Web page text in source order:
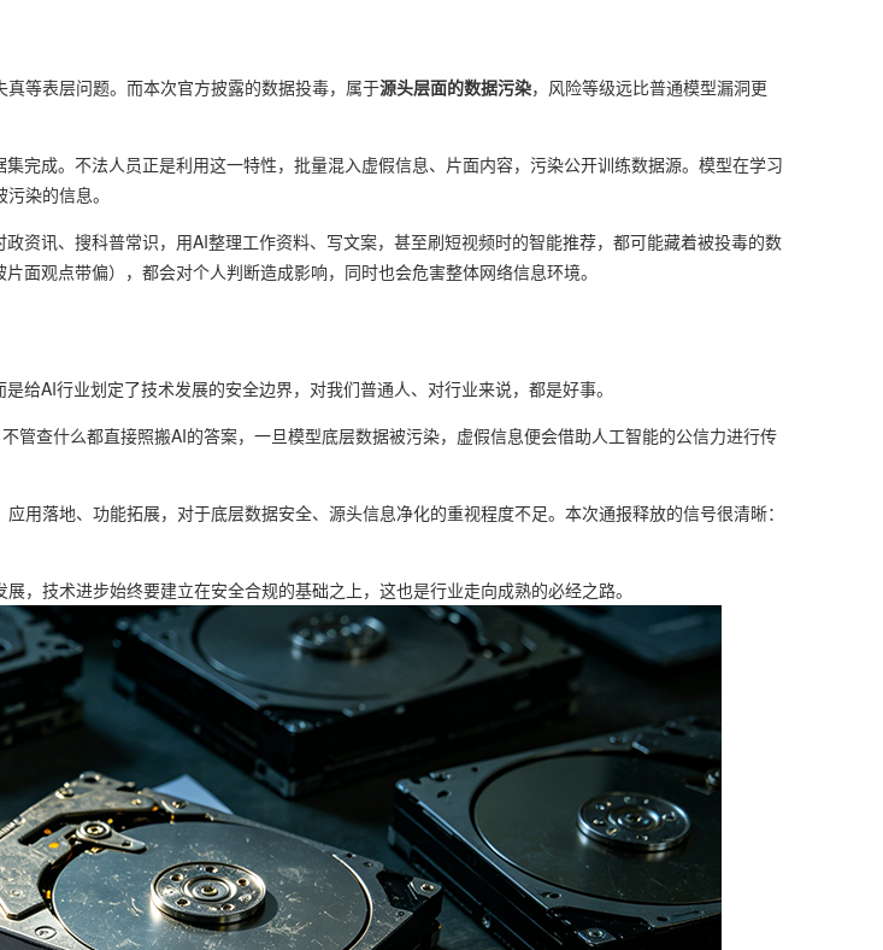
等表层问题。而本次官方披露的数据投毒，属于源头层面的数据污染，风险等级远比普通模型漏洞更
完成。不法人员正是利用这一特性，批量混入虚假信息、片面内容，污染公开训练数据源。模型在学习
染的信息。
资讯、搜科普常识，用AI整理工作资料、写文案，甚至刷短视频时的智能推荐，都可能藏着被投毒的数
面观点带偏），都会对个人判断造成影响，同时也会危害整体网络信息环境。
给AI行业划定了技术发展的安全边界，对我们普通人、对行业来说，都是好事。
管查什么都直接照搬AI的答案，一旦模型底层数据被污染，虚假信息便会借助人工智能的公信力进行传
用落地、功能拓展，对于底层数据安全、源头信息净化的重视程度不足。本次通报释放的信号很清晰：
，技术进步始终要建立在安全合规的基础之上，这也是行业走向成熟的必经之路。